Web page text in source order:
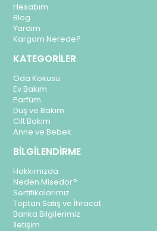
Hesabım
Blog
Yardım
Kargom Nerede?
KATEGORİLER
Oda Kokusu
Ev Bakım
Parfüm
Duş ve Bakım
Cilt Bakım
Anne ve Bebek
BİLGİLENDİRME
Hakkımızda
Neden Misedor?
Sertifikalarımız
Toptan Satış ve İhracat
Banka Bilgilerimiz
İletişim